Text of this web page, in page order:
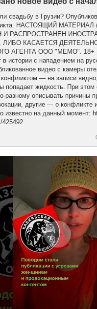
свадьбу в Грузии?
НАСТОЯЩИЙ
И РАСПРОСТРАНЕН
КАСАЕТСЯ
АГЕНТА ООО "МЕМО". 18+ В
в истории с нападением на
видео с камеры
— на записи
попадает жидкость. При этом
разному описывать причины
другие — о конфликте
известно на данный момент:
425492